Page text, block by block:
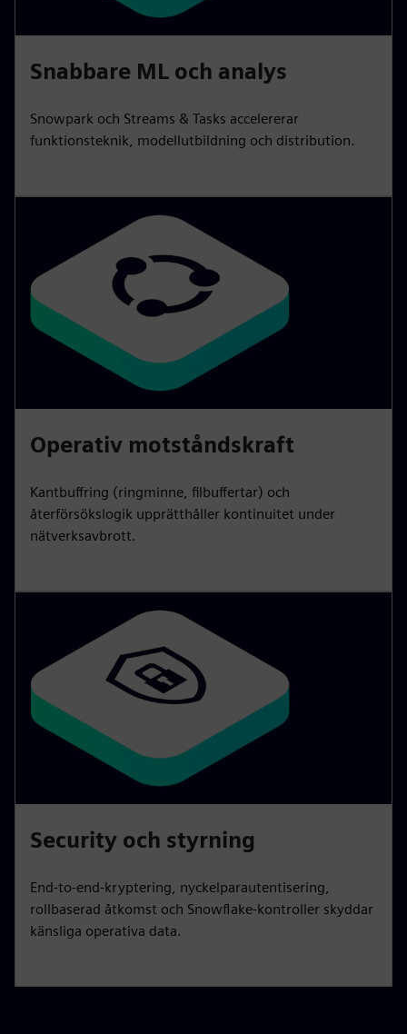
Snabbare ML och analys
Snowpark och Streams & Tasks accelererar
funktionsteknik, modellutbildning och distribution.
Operativ motståndskraft
Kantbuffring (ringminne, filbuffertar) och
återförsökslogik upprätthåller kontinuitet under
nätverksavbrott.
Security och styrning
End-to-end-kryptering, nyckelparautentisering,
rollbaserad åtkomst och Snowflake-kontroller skyddar
känsliga operativa data.